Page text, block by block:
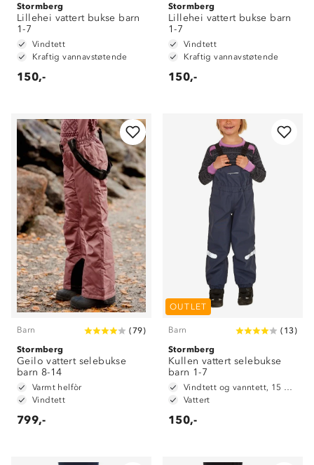
Stormberg
Lillehei vattert bukse barn
1-7
Vindtett
Kraftig vannavstøtende
150,-
Stormberg
Lillehei vattert bukse barn
1-7
Vindtett
Kraftig vannavstøtende
150,-
Barn (79)
Stormberg
Geilo vattert selebukse
barn 8-14
Varmt helfòr
Vindtett
799,-
OUTLET
Barn ( 13)
Stormberg
Kullen vattert selebukse
barn 1-7
Vindtett og vanntett, 15 000 mm vannsøyle
Vattert
150,-